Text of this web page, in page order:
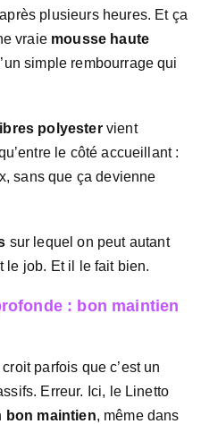
plusieurs heures. Et ça
vraie mousse haute
simple rembourrage qui
polyestervient
le côté accueillant :
sans que ça devienne
sur lequel on peut autant
le job. Et il le fait bien.
: bon maintien
croit parfois que c’est un
Erreur. Ici, le Linetto
bon maintien, même dans